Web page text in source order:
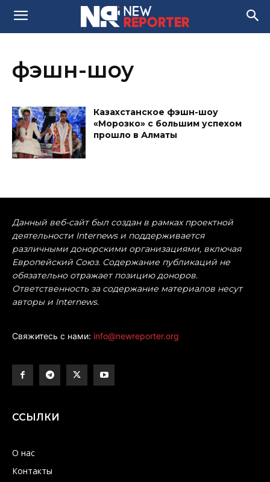
фэшн-шоу
Казахстанское фэшн-шоу
«Морозко» с большим успехом
прошло в Алматы
Данный веб-сайт был создан в рамках проектной
деятельности Internews и поддерживается
различными донорскими организациями, включая
Европейский Союз. Содержание публикаций не
обязательно отражает позицию доноров.
Ответственность за содержание материалов несут
авторы и Internews.
Свяжитесь с нами: info@newreporter.org
ССЫЛКИ
О нас
Контакты